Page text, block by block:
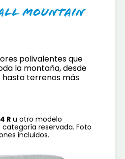
All mountain
polivalentes que
la montaña, desde
terrenos más
R u otro modelo
reservada. Foto
incluidos.